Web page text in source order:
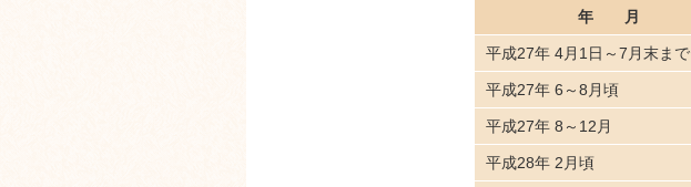
年月
平成27年 4月1日～7月末まで
平成27年 6～8月頃
平成27年 8～12月
平成28年 2月頃